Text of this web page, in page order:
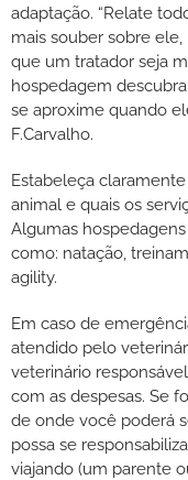
adaptação. “Relate
mais souber sobre
que um tratador seja
hospedagem
se aproxime quando
F.Carvalho.
Estabeleça
animal e quais os
Algumas
como: natação,
agility.
Em caso de
atendido pelo
veterinário
com as despesas. Se
de onde você poderá
possa se
viajando (um parente